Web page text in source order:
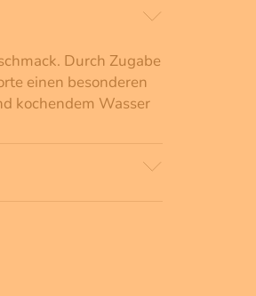
Durch Zugabe
einen besonderen
kochendem Wasser